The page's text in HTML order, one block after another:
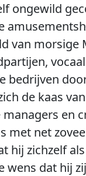
ongewild
van morsige
de kaas
en
met net
zichzelf als
dat hij